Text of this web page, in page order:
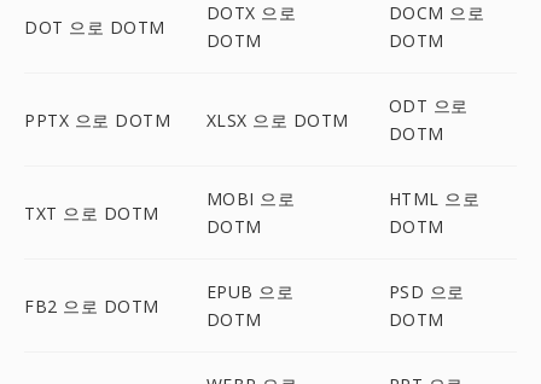
DOT 으로 DOTM
DOTX 으로
DOTM
DOCM 으로
DOTM
PPTX 으로 DOTM XLSX 으로 DOTM
ODT 으로
DOTM
TXT 으로 DOTM
MOBI 으로
DOTM
HTML 으로
DOTM
FB2 으로 DOTM
EPUB 으로
DOTM
PSD 으로
DOTM